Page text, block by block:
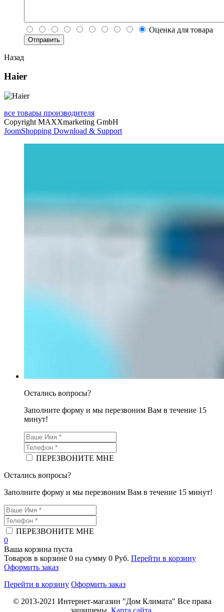
Оценка для товара
Назад
Haier
все товары производителя
Copyright MAXXmarketing GmbH
JoomShopping Download & Support
Остались вопросы?
Заполните форму и мы перезвоним Вам в течение 15
минут!
ПЕРЕЗВОНИТЕ МНЕ
Остались вопросы?
Заполните форму и мы перезвоним Вам в течение 15 минут!
ПЕРЕЗВОНИТЕ МНЕ
0
Ваша корзина пуста
Товаров в корзине 0 на сумму 0 Руб. Перейти в корзину
Оформить заказ
Перейти в корзину Оформить заказ
© 2013-2021 Интернет-магазин "Дом Климата" Все права
защищены. Карта сайта.